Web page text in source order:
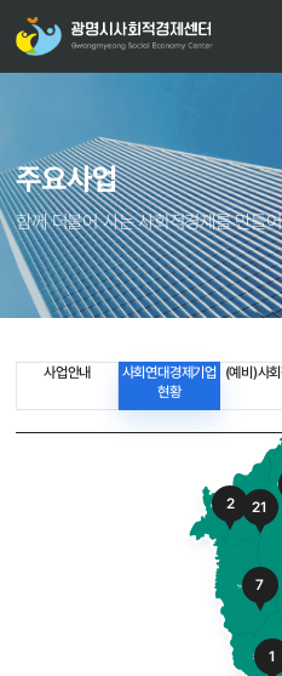
주요사업
함께 더불어 사는 사회적경제를 만들
사업안내
사회연대경제기업
현황
(예비)사
2 21
7
1